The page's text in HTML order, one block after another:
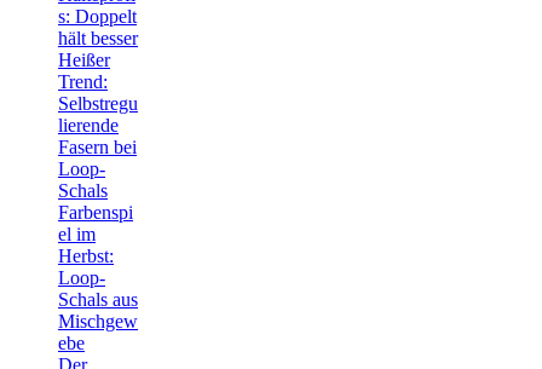
s: Doppelt
hält besser
Heißer
Trend:
Selbstregu
lierende
Fasern bei
Loop-
Schals
Farbenspi
el im
Herbst:
Loop-
Schals aus
Mischgew
ebe
Der